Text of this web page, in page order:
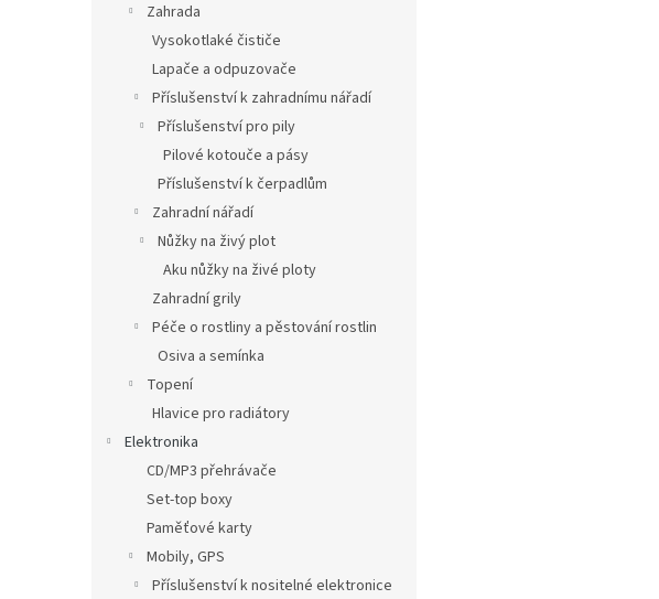
Zahrada
Vysokotlaké čističe
Lapače a odpuzovače
Příslušenství k zahradnímu nářadí
Příslušenství pro pily
Pilové kotouče a pásy
Příslušenství k čerpadlům
Zahradní nářadí
Nůžky na živý plot
Aku nůžky na živé ploty
Zahradní grily
Péče o rostliny a pěstování rostlin
Osiva a semínka
Topení
Hlavice pro radiátory
Elektronika
CD/MP3 přehrávače
Set-top boxy
Paměťové karty
Mobily, GPS
Příslušenství k nositelné elektronice